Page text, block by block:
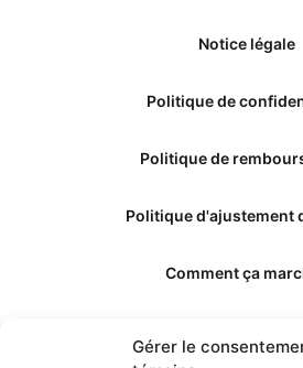
Gérer le
Notice légale
Politique de
Politique de
Politique d'ajustement
Comment ça